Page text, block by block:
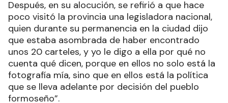
Después, en su alocución, se refirió a que hace
poco visitó la provincia una legisladora nacional,
quien durante su permanencia en la ciudad dijo
que estaba asombrada de haber encontrado
unos 20 carteles, y yo le digo a ella por qué no
cuenta qué dicen, porque en ellos no solo está la
fotografía mía, sino que en ellos está la política
que se lleva adelante por decisión del pueblo
formoseño”.